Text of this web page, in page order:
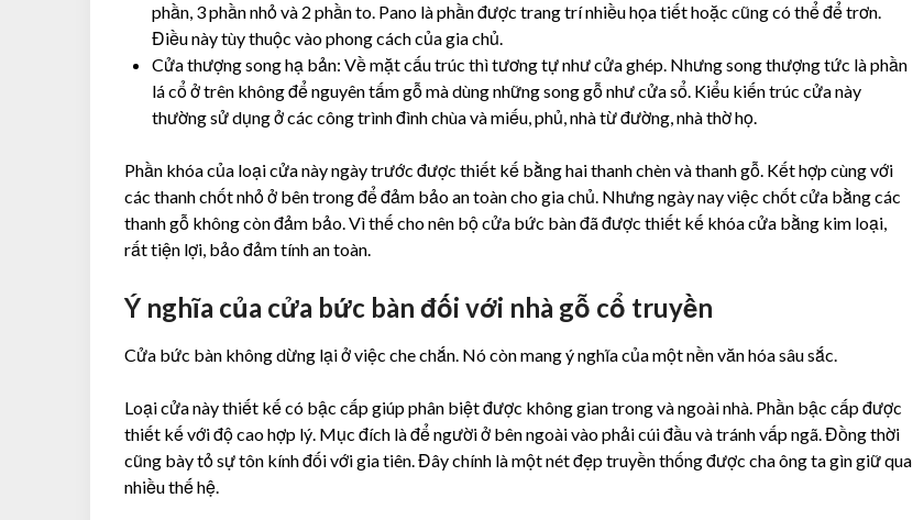
phần, 3 phần nhỏ và 2 phần to. Pano là phần được trang trí nhiều họa tiết hoặc cũng có thể để trơn.
Điều này tùy thuộc vào phong cách của gia chủ.
Cửa thượng song hạ bản: Về mặt cấu trúc thì tương tự như cửa ghép. Nhưng song thượng tức là phần
lá cổ ở trên không để nguyên tấm gỗ mà dùng những song gỗ như cửa sổ. Kiểu kiến trúc cửa này
thường sử dụng ở các công trình đình chùa và miếu, phủ, nhà từ đường, nhà thờ họ.
Phần khóa của loại cửa này ngày trước được thiết kế bằng hai thanh chèn và thanh gỗ. Kết hợp cùng với
các thanh chốt nhỏ ở bên trong để đảm bảo an toàn cho gia chủ. Nhưng ngày nay việc chốt cửa bằng các
thanh gỗ không còn đảm bảo. Vì thế cho nên bộ cửa bức bàn đã được thiết kế khóa cửa bằng kim loại,
rất tiện lợi, bảo đảm tính an toàn.
Ý nghĩa của cửa bức bàn đối với nhà gỗ cổ truyền
Cửa bức bàn không dừng lại ở việc che chắn. Nó còn mang ý nghĩa của một nền văn hóa sâu sắc.
Loại cửa này thiết kế có bậc cấp giúp phân biệt được không gian trong và ngoài nhà. Phần bậc cấp được
thiết kế với độ cao hợp lý. Mục đích là để người ở bên ngoài vào phải cúi đầu và tránh vấp ngã. Đồng thời
cũng bày tỏ sự tôn kính đối với gia tiên. Đây chính là một nét đẹp truyền thống được cha ông ta gìn giữ qua
nhiều thế hệ.